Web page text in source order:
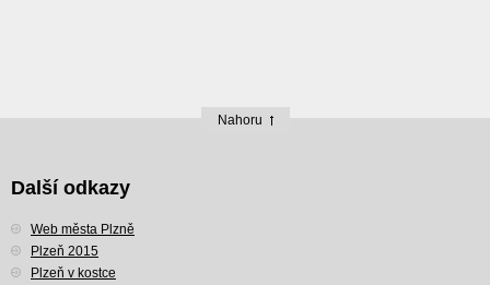
Nahoru
Další odkazy
Web města Plzně
Plzeň 2015
Plzeň v kostce